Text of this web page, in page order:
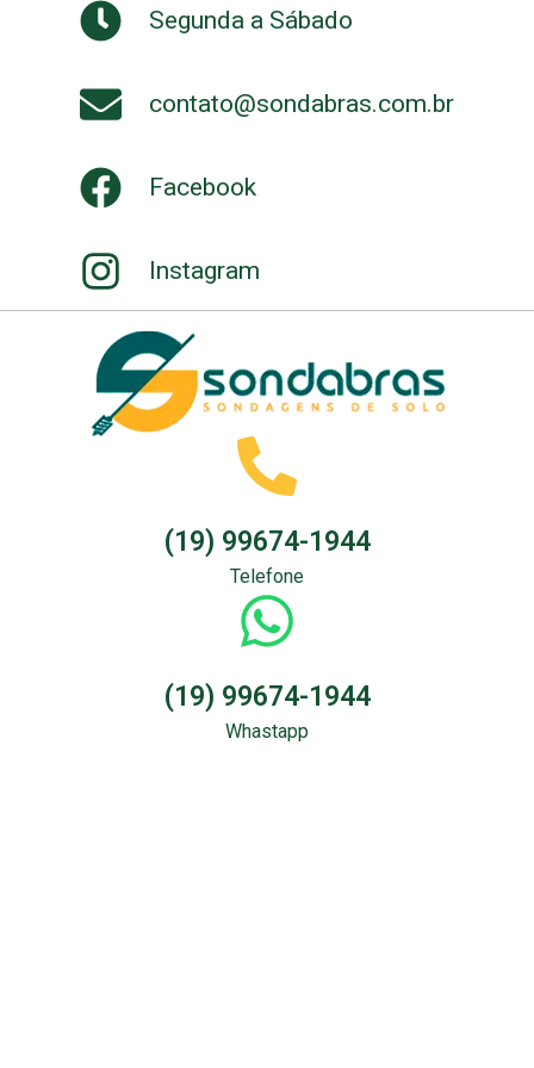
Segunda a Sábado
contato@sondabras.com.br
Facebook
Instagram
(19) 99674-1944
Telefone
(19) 99674-1944
Whastapp